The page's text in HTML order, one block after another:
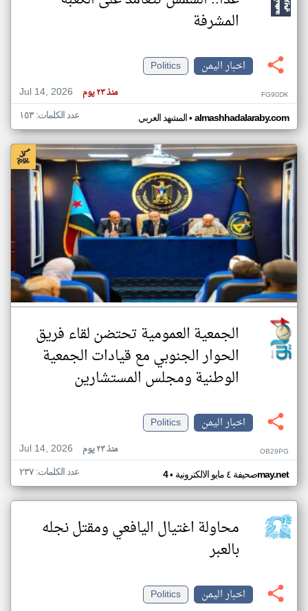
المشرفة
اخبار اليمن
Politics
Jul 14, 2026
منذ ٢٣ يوم FG90DK
المشهد العربي• almashhadalaraby.com عدد الكلمات: ١٥٣
الجمعية العمومية تحتضن لقاء فريق
الحوار الجنوبي مع قيادات الجمعية
الوطنية ومجلس المستشارين
اخبار اليمن
Politics
Jul 14, 2026
منذ ٢٣ يوم OB29PG
صحيفة ٤ مايو الالكترونية • 4may.net عدد الكلمات: ٢٣٧
محاولة اغتيال اليافعي ومقتل نجله
بالعبر
اخبار اليمن
Politics